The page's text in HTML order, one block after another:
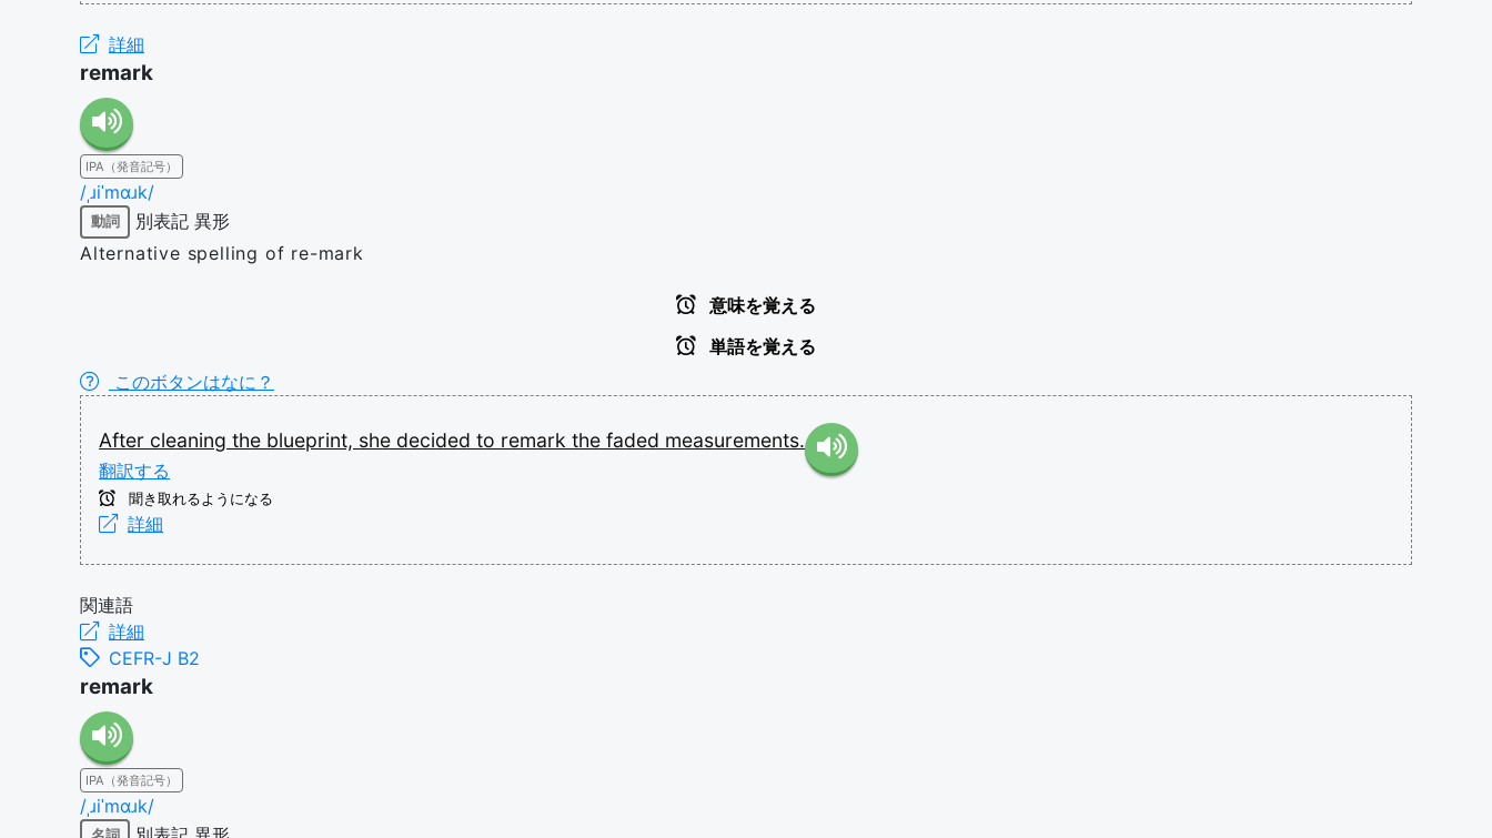
詳細
remark
IPA（発音記号）
/ˌɹiˈmɑɹk/
動詞 別表記 異形
Alternative spelling of re-mark
意味を覚える
単語を覚える
このボタンはなに？
After cleaning the blueprint, she decided to remark the faded measurements.
翻訳する
聞き取れるようになる
詳細
関連語
詳細
CEFR-J B2
remark
IPA（発音記号）
/ˌɹiˈmɑɹk/
別表記 異形